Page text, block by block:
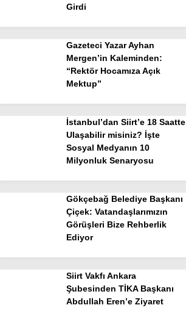
Girdi
Gazeteci Yazar Ayhan
Mergen’in Kaleminden:
“Rektör Hocamıza Açık
Mektup”
İstanbul’dan Siirt’e 18 Saatte
Ulaşabilir misiniz? İşte
Sosyal Medyanın 10
Milyonluk Senaryosu
Gökçebağ Belediye Başkanı
Çiçek: Vatandaşlarımızın
Görüşleri Bize Rehberlik
Ediyor
Siirt Vakfı Ankara
Şubesinden TİKA Başkanı
Abdullah Eren’e Ziyaret